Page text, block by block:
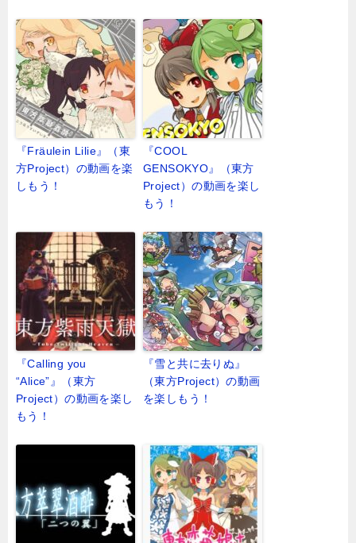
『Fräulein Lilie』（東
方Project）の動画を楽
しもう！
『COOL
GENSOKYO』（東方
Project）の動画を楽し
もう！
『Calling you
“Alice”』（東方
Project）の動画を楽し
もう！
『雪と共に去りぬ』
（東方Project）の動画
を楽しもう！